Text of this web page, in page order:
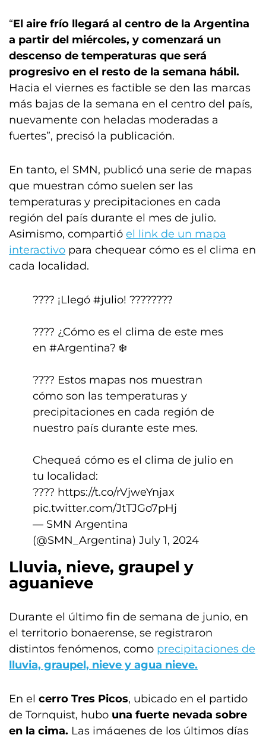
“El aire frío llegará al centro de la Argentina
a partir del miércoles, y comenzará un
descenso de temperaturas que será
progresivo en el resto de la semana hábil.
Hacia el viernes es factible se den las marcas
más bajas de la semana en el centro del país,
nuevamente con heladas moderadas a
fuertes”, precisó la publicación.
En tanto, el SMN, publicó una serie de mapas
que muestran cómo suelen ser las
temperaturas y precipitaciones en cada
región del país durante el mes de julio.
Asimismo, compartió el link de un mapa
interactivo para chequear cómo es el clima en
cada localidad.
???? ¡Llegó #julio! ????????
???? ¿Cómo es el clima de este mes
en #Argentina? ❄️
???? Estos mapas nos muestran
cómo son las temperaturas y
precipitaciones en cada región de
nuestro país durante este mes.
Chequeá cómo es el clima de julio en
tu localidad:
???? https://t.co/rVjweYnjax
pic.twitter.com/JtTJGo7pHj
— SMN Argentina
(@SMN_Argentina) July 1, 2024
Lluvia, nieve, graupel y
aguanieve
Durante el último fin de semana de junio, en
el territorio bonaerense, se registraron
distintos fenómenos, como precipitaciones de
lluvia, graupel, nieve y agua nieve.
En el cerro Tres Picos, ubicado en el partido
de Tornquist, hubo una fuerte nevada sobre
en la cima. Las imágenes de los últimos días